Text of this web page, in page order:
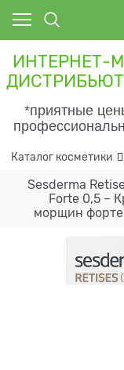
ИНТЕРНЕТ-
*приятные
Каталог косметики
Sesderma
Forte 0,5 –
морщин форте